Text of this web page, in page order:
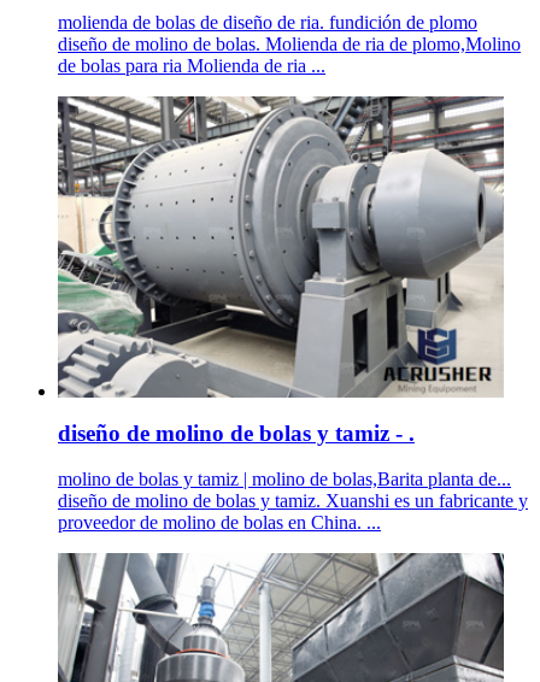
molienda de bolas de diseño de ria. fundición de plomo
diseño de molino de bolas. Molienda de ria de plomo,Molino
de bolas para ria Molienda de ria ...
diseño de molino de bolas y tamiz - .
molino de bolas y tamiz | molino de bolas,Barita planta de...
diseño de molino de bolas y tamiz. Xuanshi es un fabricante y
proveedor de molino de bolas en China. ...